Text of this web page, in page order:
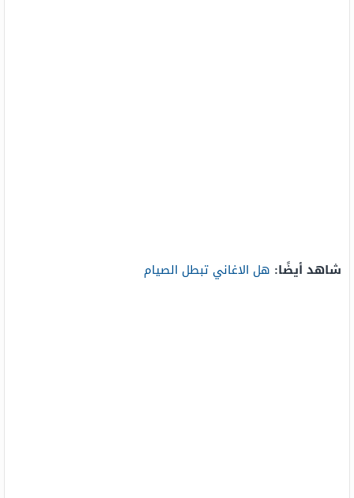
شاهد أيضًا: هل الاغاني تبطل الصيام